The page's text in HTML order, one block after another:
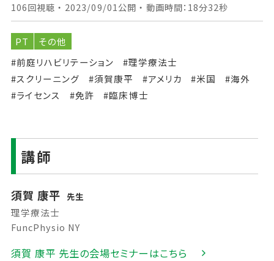
106回視聴 ・ 2023/09/01公開 ・ 動画時間：18分32秒
PT
その他
#前庭リハビリテーション
#理学療法士
#スクリーニング
#須賀康平 #アメリカ #米国
#海外
#ライセンス
#免許 #臨床博士
講師
須賀 康平 先生
理学療法士
FuncPhysio NY
須賀 康平 先生の会場セミナーはこちら